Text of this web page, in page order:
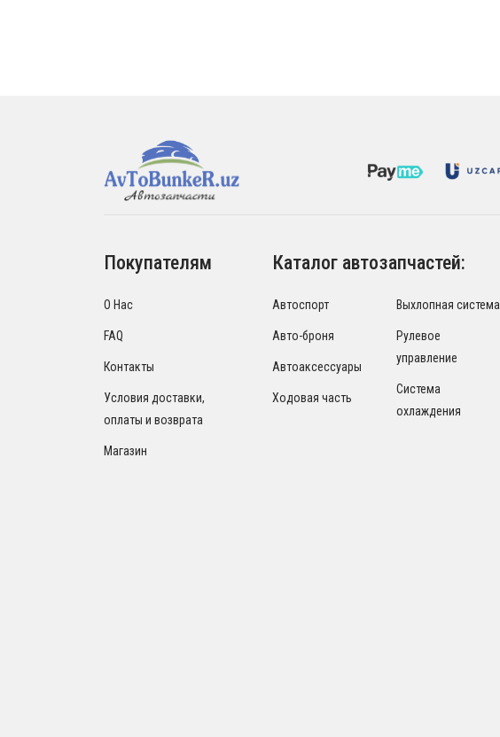
Покупателям
О Нас
FAQ
Контакты
Условия доставки,
оплаты и возврата
Магазин
Каталог автозапчастей:
Автоспорт
Авто-броня
Автоаксессуары
Ходовая часть
Выхлопная система
Рулевое
управление
Система
охлаждения